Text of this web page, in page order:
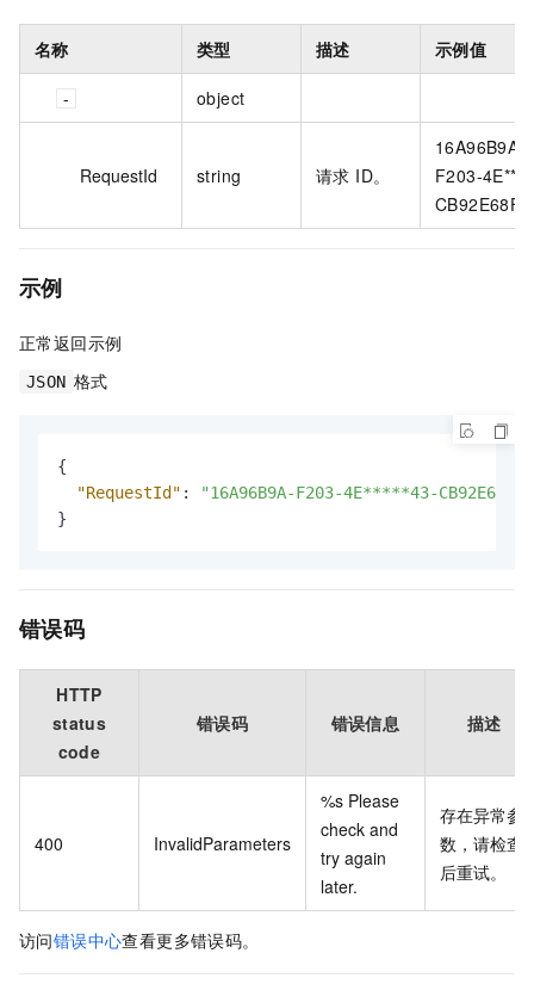
名称 类型 描述 示例值
object
RequestId string 请求 ID。
16A96B9A-
F203-
示例
正常返回示例
JSON 格式
{
"RequestId" :
"16A96B9A-F203-4E*****43-
}
错误码
HTTP
status
code
错误码 错误信息 描述
400 InvalidParameters
%s Please
check and
try again
later.
存在异常参
数，请检查
后重试。
访问错误中心查看更多错误码。